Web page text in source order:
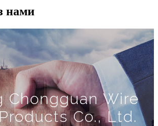
нами
Chongguan Wire
Co., Ltd.